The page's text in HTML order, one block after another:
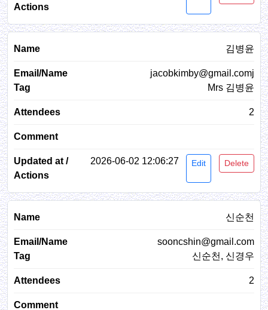
김병윤
jacobkimby@gmail.comj
Mrs 김병윤
2
2026-06-02 12:06:27 Edit Delete
신순천
sooncshin@gmail.com
신순천, 신경우
2